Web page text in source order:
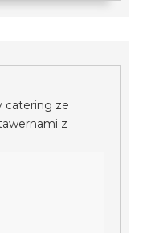
catering ze
z